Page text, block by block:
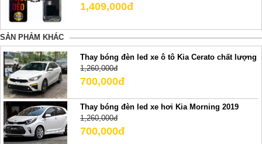
1,409,000đ
SẢN PHẢM KHÁC
Thay bóng đèn led xe ô tô Kia Cerato chất lượng
1,260,000đ
700,000đ
Thay bóng đèn led xe hơi Kia Morning 2019
1,260,000đ
700,000đ